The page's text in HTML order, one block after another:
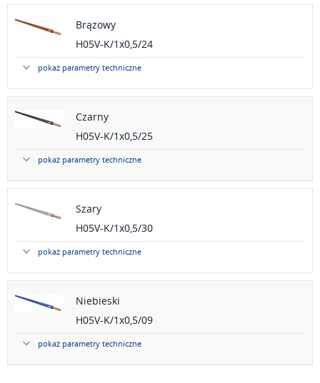
Brązowy
H05V-K/1x0,5/24
pokaż parametry techniczne
Czarny
H05V-K/1x0,5/25
pokaż parametry techniczne
Szary
H05V-K/1x0,5/30
pokaż parametry techniczne
Niebieski
H05V-K/1x0,5/09
pokaż parametry techniczne